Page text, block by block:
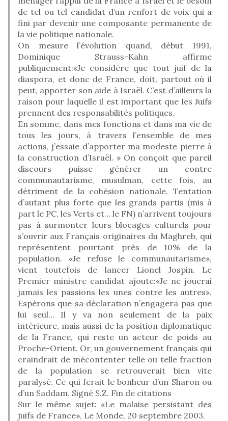
de tel ou tel candidat d’un renfort de voix qui a
fini par devenir une composante permanente de
la vie politique nationale.
On mesure l’évolution quand, début 1991,
Dominique Strauss-Kahn affirme
publiquement:«Je considère que tout juif de la
diaspora, et donc de France, doit, partout où il
peut, apporter son aide à Israël. C’est d’ailleurs la
raison pour laquelle il est important que les Juifs
prennent des responsabilités politiques.
En somme, dans mes fonctions et dans ma vie de
tous les jours, à travers l’ensemble de mes
actions, j’essaie d’apporter ma modeste pierre à
la construction d’Israël. » On conçoit que pareil
discours puisse générer un contre
communautarisme, musulman, cette fois, au
détriment de la cohésion nationale. Tentation
d’autant plus forte que les grands partis (mis à
part le PC, les Verts et… le FN) n’arrivent toujours
pas à surmonter leurs blocages culturels pour
s’ouvrir aux Français originaires du Maghreb, qui
représentent pourtant près de 10% de la
population. «Je refuse le communautarisme»,
vient toutefois de lancer Lionel Jospin. Le
Premier ministre candidat ajoute:«Je ne jouerai
jamais les passions les unes contre les autres».
Espérons que sa déclaration n’engagera pas que
lui seul… Il y va non seulement de la paix
intérieure, mais aussi de la position diplomatique
de la France, qui reste un acteur de poids au
Proche-Orient. Or, un gouvernement français qui
craindrait de mécontenter telle ou telle fraction
de la population se retrouverait bien vite
paralysé. Ce qui ferait le bonheur d’un Sharon ou
d’un Saddam. Signé S.Z. Fin de citations
Sur le même sujet: «Le malaise persistant des
juifs de France», Le Monde, 20 septembre 2003.